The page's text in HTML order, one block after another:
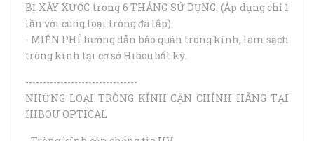
BỊ XÂY XƯỚC trong 6 THÁNG SỬ DỤNG. (Áp dụng chỉ 1
lần với cùng loại tròng đã lắp)
- MIỄN PHÍ hướng dẫn bảo quản tròng kính, làm sạch
tròng kính tại cơ sở Hibou bất kỳ.
--------------------------------
NHỮNG LOẠI TRÒNG KÍNH CẬN CHÍNH HÃNG TẠI
HIBOU OPTICAL